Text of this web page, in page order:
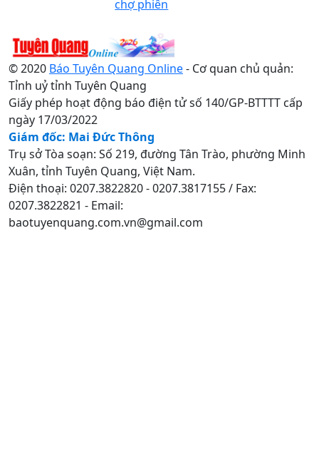
chợ phiên
© 2020 Báo Tuyên Quang Online- Cơ quan chủ quản:
Tỉnh uỷ tỉnh Tuyên Quang
Giấy phép hoạt động báo điện tử số 140/GP-BTTTT cấp
ngày 17/03/2022
Giám đốc: Mai Đức Thông
Trụ sở Tòa soạn: Số 219, đường Tân Trào, phường Minh
Xuân, tỉnh Tuyên Quang, Việt Nam.
Điện thoại: 0207.3822820 - 0207.3817155 / Fax:
0207.3822821 - Email:
baotuyenquang.com.vn@gmail.com